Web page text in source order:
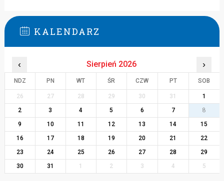
KALENDARZ
‹ Sierpień 2026 ›
NDZ PN WT ŚR CZW PT SOB
26 27 28 29 30 31
1
2
3 4 5 6 7
8
9
10 11 12 13 14
15
16
17 18 19 20 21
22
23
24 25 26 27 28
29
30
31 1 2 3 4 5